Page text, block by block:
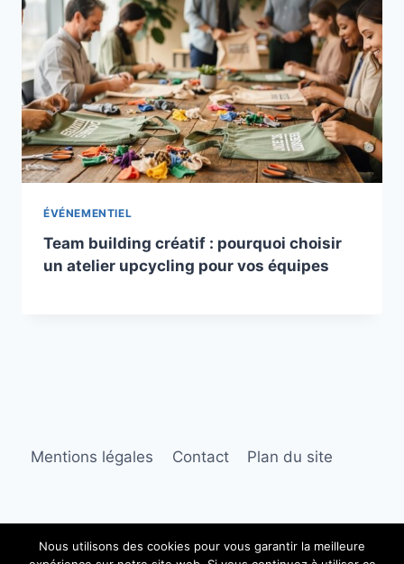
ÉVÉNEMENTIEL
Team building créatif : pourquoi choisir
un atelier upcycling pour vos équipes
Mentions légales Contact Plan du site
Nous utilisons des cookies pour vous garantir la meilleure